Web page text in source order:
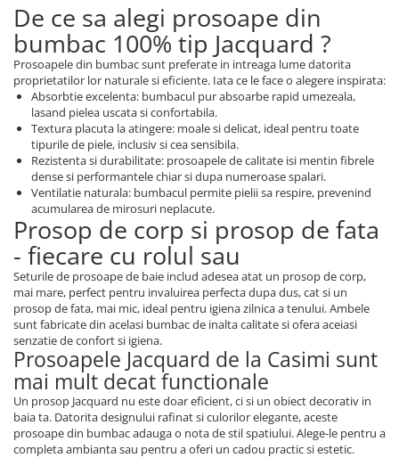
Artificiala De Iepure, 6 Piese, 2
Persoane
Set Lenjerie Pat Blanita Iepure, 6
Piese, Cu Pilota Inclusa
Lenjerii De Pat Premium Collection
Set Lenjerie De Pat, 7 Piese, Cu
Pilota / Cuvertura Inclusa
Set Lenjerie De Pat Jacquard Regal,
11 Piese, Cuvertura Inclusa
Lenjerii Damasc Egiptean King Size
Lenjerii De Pat, Finet Premium, 1
Persoana
Lenjerii De Pat Damasc 1 Persoana
Lenjerii De Pat, Imprimeu 3D, 1
Persoana
De ce sa alegi prosoape din
bumbac 100% tip Jacquard ?
Prosoapele din bumbac sunt preferate in intreaga lume datorita
proprietatilor lor naturale si eficiente. Iata ce le face o alegere inspirata:
Absorbtie excelenta: bumbacul pur absoarbe rapid umezeala,
lasand pielea uscata si confortabila.
Textura placuta la atingere: moale si delicat, ideal pentru toate
tipurile de piele, inclusiv si cea sensibila.
Rezistenta si durabilitate: prosoapele de calitate isi mentin fibrele
dense si performantele chiar si dupa numeroase spalari.
Ventilatie naturala: bumbacul permite pielii sa respire, prevenind
acumularea de mirosuri neplacute.
Prosop de corp si prosop de fata
- fiecare cu rolul sau
Seturile de prosoape de baie includ adesea atat un prosop de corp,
mai mare, perfect pentru invaluirea perfecta dupa dus, cat si un
prosop de fata, mai mic, ideal pentru igiena zilnica a tenului. Ambele
sunt fabricate din acelasi bumbac de inalta calitate si ofera aceiasi
senzatie de confort si igiena.
Prosoapele Jacquard de la Casimi sunt
mai mult decat functionale
Un prosop Jacquard nu este doar eficient, ci si un obiect decorativ in
baia ta. Datorita designului rafinat si culorilor elegante, aceste
prosoape din bumbac adauga o nota de stil spatiului. Alege-le pentru a
completa ambianta sau pentru a oferi un cadou practic si estetic.